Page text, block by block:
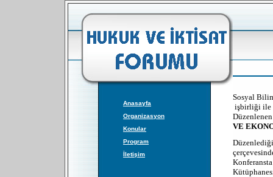
Anasayfa
Organizasyon
Konular
Program
İletişim
Sosyal
işbirliği ile
VE